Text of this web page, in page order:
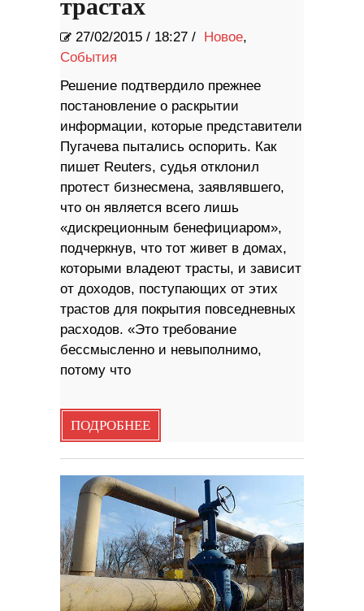
трастах
27/02/2015 / 18:27 / Новое,
События
Решение подтвердило прежнее
постановление о раскрытии
информации, которые представители
Пугачева пытались оспорить. Как
пишет Reuters, судья отклонил
протест бизнесмена, заявлявшего,
что он является всего лишь
«дискреционным бенефициаром»,
подчеркнув, что тот живет в домах,
которыми владеют трасты, и зависит
от доходов, поступающих от этих
трастов для покрытия повседневных
расходов. «Это требование
бессмысленно и невыполнимо,
потому что
ПОДРОБНЕЕ